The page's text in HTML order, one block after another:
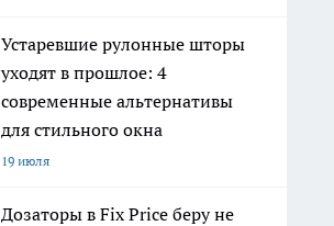
Устаревшие рулонные шторы
уходят в прошлое: 4
современные альтернативы
для стильного окна
19 июля
Дозаторы в Fix Price беру не